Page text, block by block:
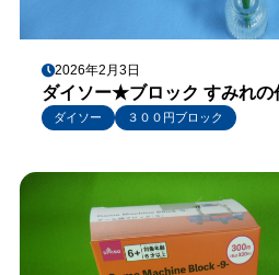
2026年2月3日
ダイソー★ブロック すみれ
ダイソー
３００円ブロック